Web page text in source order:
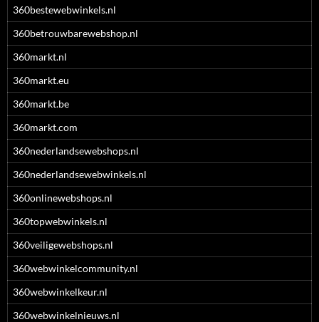
360bestewebwinkels.nl
360betrouwbarewebshop.nl
360markt.nl
360markt.eu
360markt.be
360markt.com
360nederlandsewebshops.nl
360nederlandsewebwinkels.nl
360onlinewebshops.nl
360topwebwinkels.nl
360veiligewebshops.nl
360webwinkelcommunity.nl
360webwinkelkeur.nl
360webwinkelnieuws.nl